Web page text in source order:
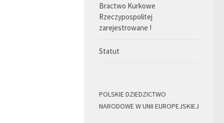
Bractwo Kurkowe
Rzeczypospolitej
zarejestrowane !
Statut
POLSKIE DZIEDZICTWO
NARODOWE W UNII EUROPEJSKIEJ